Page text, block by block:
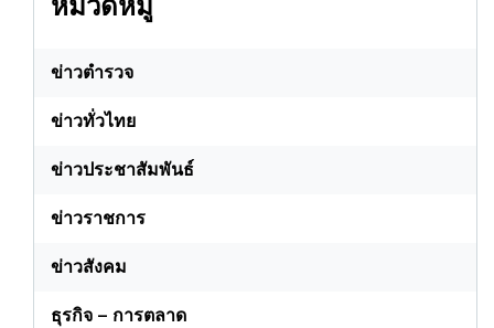
ข่าวตำรวจ
ข่าวทั่วไทย
ข่าวประชาสัมพันธ์
ข่าวราชการ
ข่าวสังคม
ธุรกิจ – การตลาด